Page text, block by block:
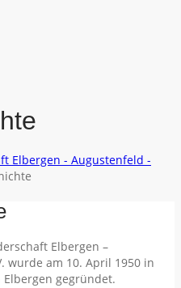
Elbergen - Augustenfeld -
Elbergen –
wurde am 10. April 1950 in
gegründet.